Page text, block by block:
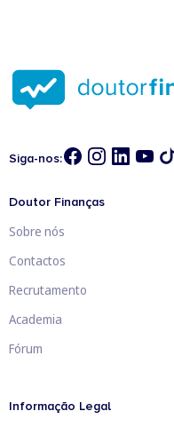
Siga-nos:
Doutor Finanças
Sobre nós
Contactos
Recrutamento
Academia
Fórum
Informação Legal